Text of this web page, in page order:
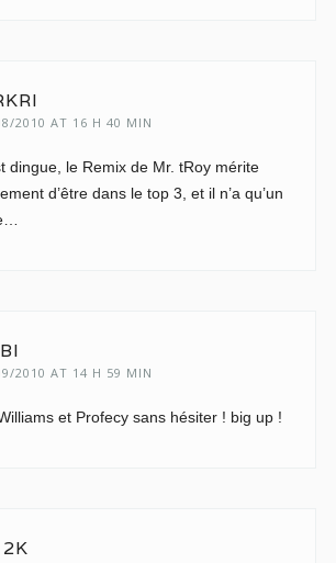
2010 AT 16 H 40 MIN
dingue, le Remix de Mr. tRoy mérite
d’être dans le top 3, et il n’a qu’un
2010 AT 14 H 59 MIN
et Profecy sans hésiter ! big up !